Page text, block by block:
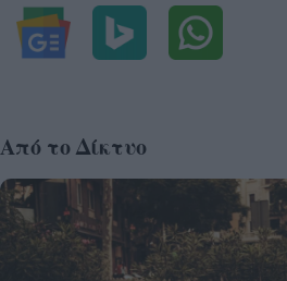
Από το Δίκτυο